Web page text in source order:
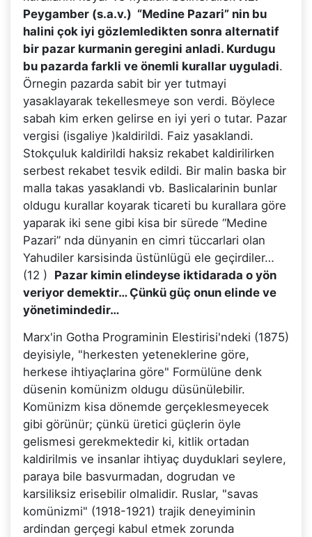
Peygamber (s.a.v.) “Medine Pazari” nin bu
halini çok iyi gözlemledikten sonra alternatif
bir pazar kurmanin geregini anladi. Kurdugu
bu pazarda farkli ve önemli kurallar uyguladi.
Örnegin pazarda sabit bir yer tutmayi
yasaklayarak tekellesmeye son verdi. Böylece
sabah kim erken gelirse en iyi yeri o tutar. Pazar
vergisi (isgaliye )kaldirildi. Faiz yasaklandi.
Stokçuluk kaldirildi haksiz rekabet kaldirilirken
serbest rekabet tesvik edildi. Bir malin baska bir
malla takas yasaklandi vb. Baslicalarinin bunlar
oldugu kurallar koyarak ticareti bu kurallara göre
yaparak iki sene gibi kisa bir sürede “Medine
Pazari” nda dünyanin en cimri tüccarlari olan
Yahudiler karsisinda üstünlügü ele geçirdiler…
(12 ) Pazar kimin elindeyse iktidarada o yön
veriyor demektir… Çünkü güç onun elinde ve
yönetimindedir…
Marx'in Gotha Programinin Elestirisi'ndeki (1875)
deyisiyle, "herkesten yeteneklerine göre,
herkese ihtiyaçlarina göre" Formülüne denk
düsenin komünizm oldugu düsünülebilir.
Komünizm kisa dönemde gerçeklesmeyecek
gibi görünür; çünkü üretici güçlerin öyle
gelismesi gerekmektedir ki, kitlik ortadan
kaldirilmis ve insanlar ihtiyaç duyduklari seylere,
paraya bile basvurmadan, dogrudan ve
karsiliksiz erisebilir olmalidir. Ruslar, "savas
komünizmi" (1918-1921) trajik deneyiminin
ardindan gerçegi kabul etmek zorunda